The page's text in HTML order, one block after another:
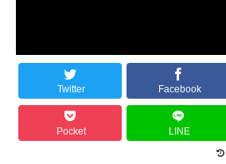
Twitter Facebook
Pocket LINE